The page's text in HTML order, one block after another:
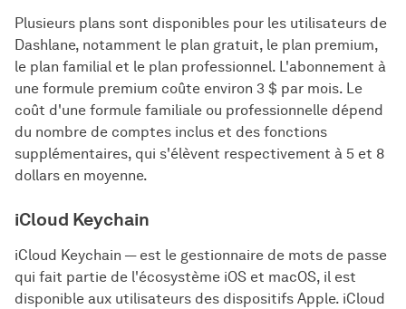
Plusieurs plans sont disponibles pour les utilisateurs de
Dashlane, notamment le plan gratuit, le plan premium,
le plan familial et le plan professionnel. L'abonnement à
une formule premium coûte environ 3 $ par mois. Le
coût d'une formule familiale ou professionnelle dépend
du nombre de comptes inclus et des fonctions
supplémentaires, qui s'élèvent respectivement à 5 et 8
dollars en moyenne.
iCloud Keychain
iCloud Keychain — est le gestionnaire de mots de passe
qui fait partie de l'écosystème iOS et macOS, il est
disponible aux utilisateurs des dispositifs Apple. iCloud